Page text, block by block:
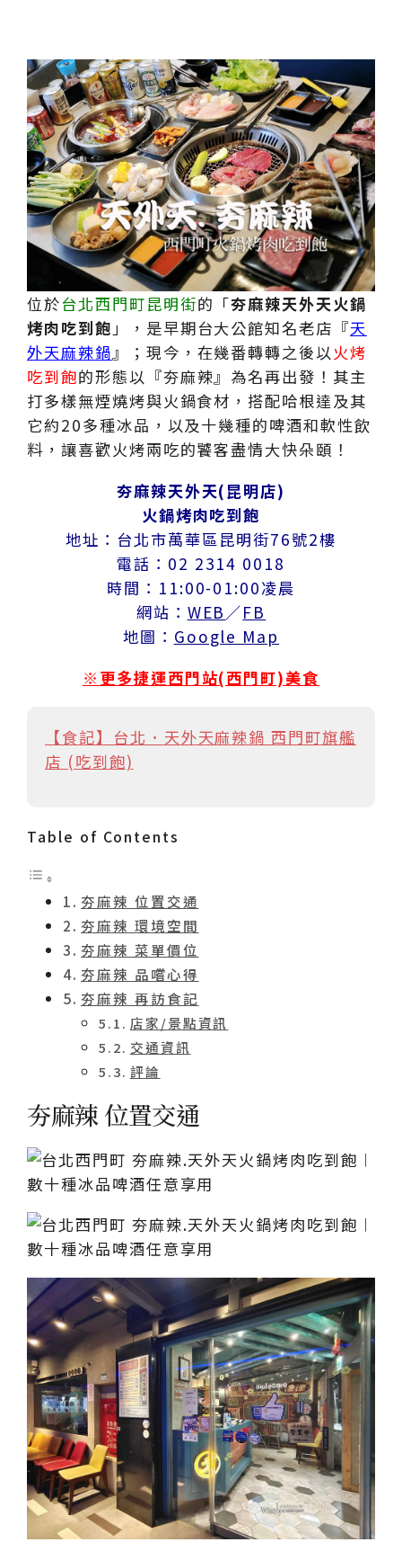
位於台北西門町昆明街的「夯麻辣天外天火鍋
烤肉吃到飽」，是早期台大公館知名老店『天
外天麻辣鍋』；現今，在幾番轉轉之後以 火烤
吃到飽的形態以『夯麻辣』為名再出發！其主
打多樣無煙燒烤與火鍋食材，搭配哈根達及其
它約20多種冰品，以及十幾種的啤酒和軟性飲
料，讓喜歡火烤兩吃的饕客盡情大快朵頤！
夯麻辣天外天(昆明店)
火鍋烤肉吃到飽
地址：台北市萬華區昆明街76號2樓
電話：02 2314 0018
時間：11:00-01:00凌晨
網站： WEB／FB
地圖： Google Map
※更多捷運西門站(西門町)美食
【食記】台北．天外天麻辣鍋 西門町旗艦
店 (吃到飽)
Table of Contents
夯麻辣 位置交通
夯麻辣 環境空間
夯麻辣 菜單價位
夯麻辣 品嚐心得
夯麻辣 再訪食記
店家/景點資訊
交通資訊
評論
夯麻辣 位置交通